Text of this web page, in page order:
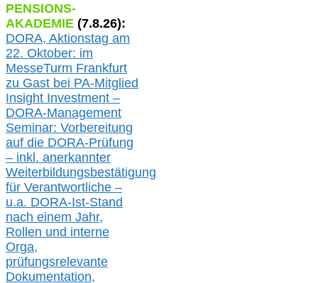
PENSIONS-
AKADEMIE (7.8.26):
DORA, Aktionstag am
22. Oktober: im
MesseTurm Frankfurt
zu Gast bei PA-Mitglied
Insight Investment –
DORA-Management
Seminar: Vorbereitung
auf die DORA-Prüfung
– inkl. anerkannter
Weiterbildungsbestätigung
für Verantwortliche –
u.a. DORA-Ist-Stand
nach einem Jahr,
Rollen und interne
Orga,
prüfungsrelevante
Dokumentation,